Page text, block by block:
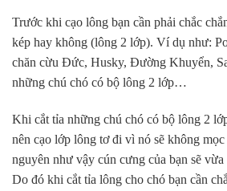
Trước khi cạo lông bạn cần phải chắc
kép hay không (lông 2 lớp). Ví dụ như:
chăn cừu Đức, Husky, Đường Khuyển,
những chú chó có bộ lông 2 lớp…
Khi cắt tỉa những chú chó có bộ lông 2
nên cạo lớp lông tơ đi vì nó sẽ không
nguyên như vậy cún cưng của bạn sẽ
Do đó khi cắt tỉa lông cho chó bạn cần